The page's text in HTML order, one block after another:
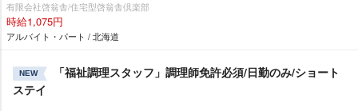
有限会社啓翁舎/住宅型啓翁舎倶楽部
時給1,075円
アルバイト・パート / 北海道
NEW
「福祉調理スタッフ」調理師免許必須/日勤のみ/ショート
ステイ